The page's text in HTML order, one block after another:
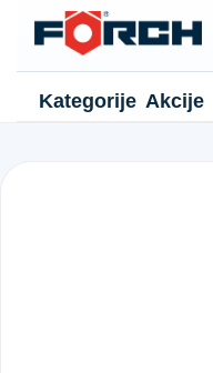
Kategorije Akcije